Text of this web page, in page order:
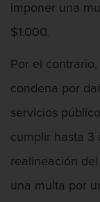
imponer una
$1.000.
Por el
condena por
servicios
cumplir hasta 3
realineación
una multa por